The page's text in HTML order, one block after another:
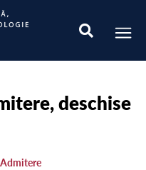
deschise
Admitere